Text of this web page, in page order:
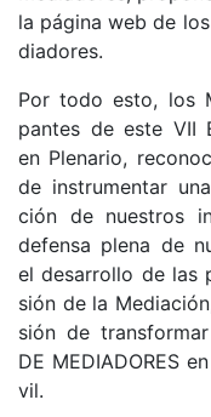
la pá­gi­na web de
dia­do­res.
Por to­do es­to, los
pan­tes de es­te VII
en Ple­na­rio,
de ins­tru­men­tar
ción de nues­tros
de­fen­sa ple­na de
el de­sa­rro­llo de las
sión de la
sión de trans­for­mar
DE ME­DIA­DO­RES
vi­l.